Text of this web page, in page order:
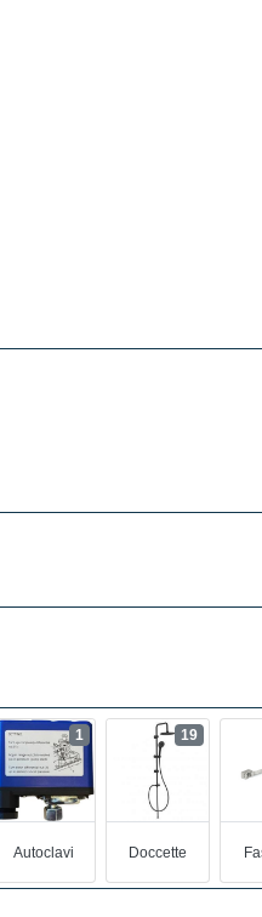
Autoclavi
1
Doccette
19